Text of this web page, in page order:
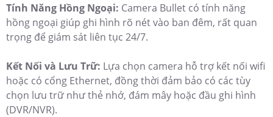
Tính Năng Hồng Ngoại: Camera Bullet có tính năng
hồng ngoại giúp ghi hình rõ nét vào ban đêm, rất quan
trọng để giám sát liên tục 24/7.
Kết Nối và Lưu Trữ: Lựa chọn camera hỗ trợ kết nối wifi
hoặc có cổng Ethernet, đồng thời đảm bảo có các tùy
chọn lưu trữ như thẻ nhớ, đám mây hoặc đầu ghi hình
(DVR/NVR).